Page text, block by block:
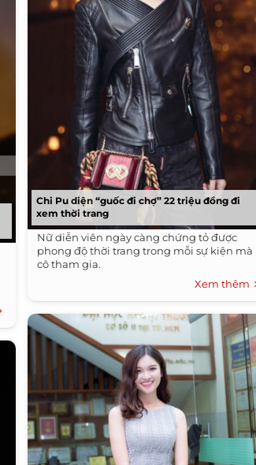
Chi Pu diện “guốc đi chợ” 22 triệu đồng đi
xem thời trang
Nữ diễn viên ngày càng chứng tỏ được
phong độ thời trang trong mỗi sự kiện mà
cô tham gia.
Xem thêm